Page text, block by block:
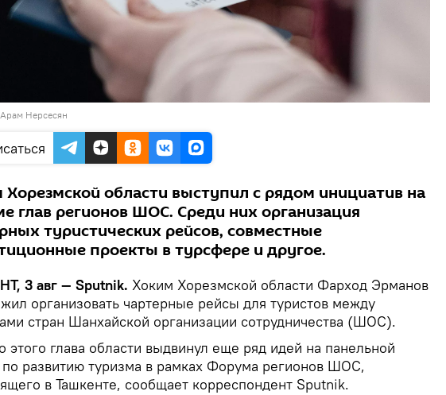
Нерсесян
области выступил с рядом инициатив на
глав регионов ШОС. Среди них организация
туристических рейсов, совместные
проекты в турсфере и другое.
3 авг — Sputnik. Хоким Хорезмской области Фарход Эрманов
организовать чартерные рейсы для туристов между
стран Шанхайской организации сотрудничества (ШОС).
этого глава области выдвинул еще ряд идей на панельной
по развитию туризма в рамках Форума регионов ШОС,
в Ташкенте, сообщает корреспондент Sputnik.